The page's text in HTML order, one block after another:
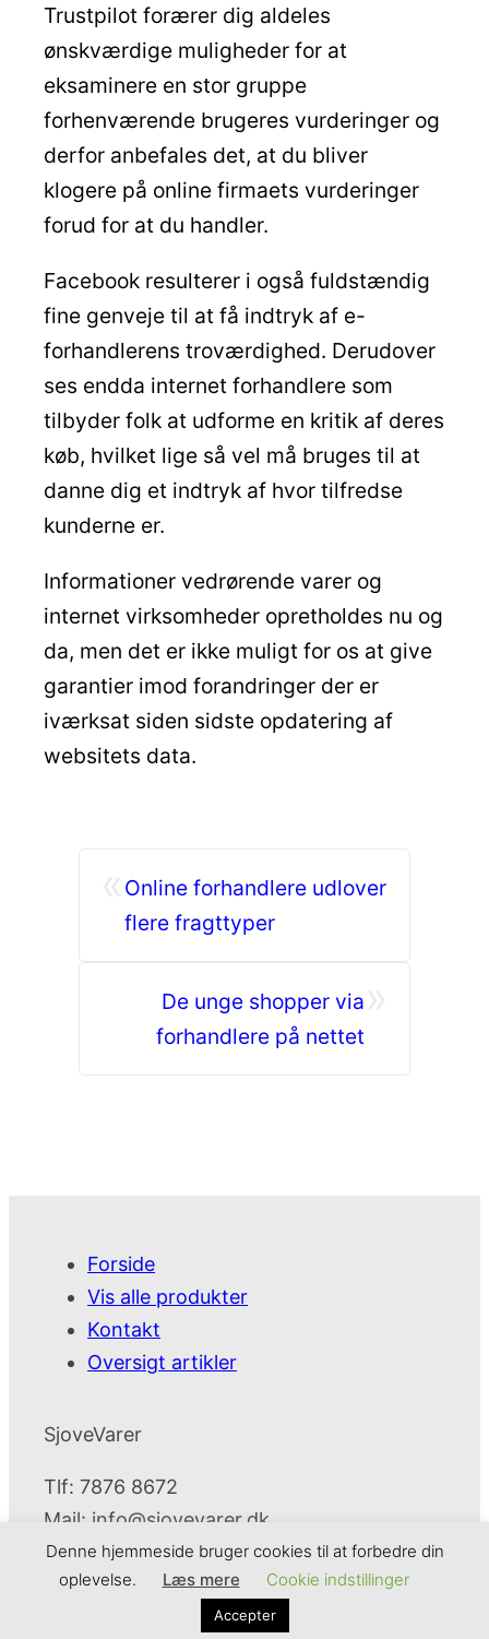
Trustpilot forærer dig aldeles
ønskværdige muligheder for at
eksaminere en stor gruppe
forhenværende brugeres vurderinger og
derfor anbefales det, at du bliver
klogere på online firmaets vurderinger
forud for at du handler.
Facebook resulterer i også fuldstændig
fine genveje til at få indtryk af e-
forhandlerens troværdighed. Derudover
ses endda internet forhandlere som
tilbyder folk at udforme en kritik af deres
køb, hvilket lige så vel må bruges til at
danne dig et indtryk af hvor tilfredse
kunderne er.
Informationer vedrørende varer og
internet virksomheder opretholdes nu og
da, men det er ikke muligt for os at give
garantier imod forandringer der er
iværksat siden sidste opdatering af
websitets data.
Online forhandlere udlover
flere fragttyper
De unge shopper via
forhandlere på nettet
Forside
Vis alle produkter
Kontakt
Oversigt artikler
SjoveVarer
Tlf: 7876 8672
Mail: info@sjovevarer.dk
Cookie- og privatlivspolitik
Denne hjemmeside bruger cookies til at forbedre din
oplevelse.
Læs mere Cookie indstillinger
Accepter